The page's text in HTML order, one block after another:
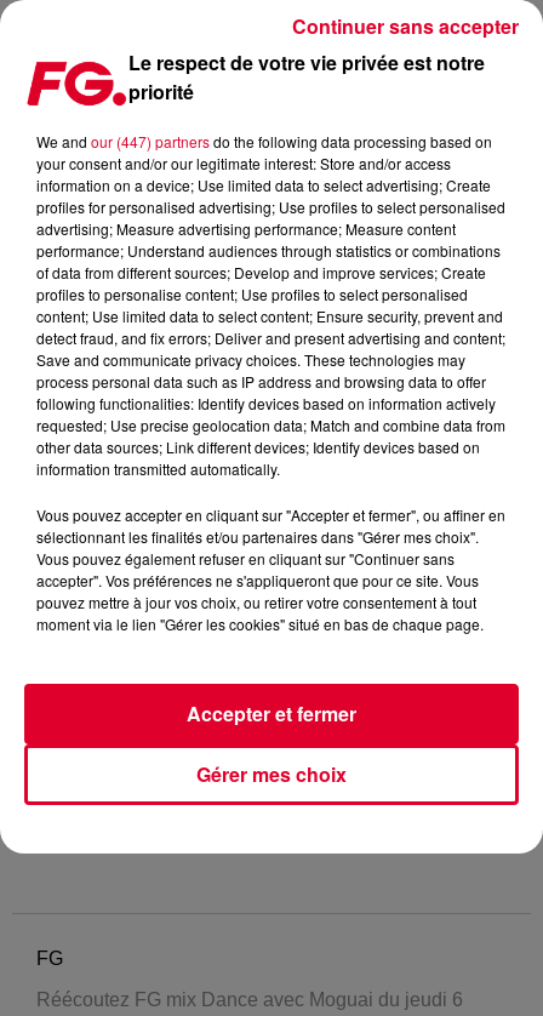
FG MIX DANCE : MOGUAI
FG
Réécoutez FG mix Dance avec Moguai du jeudi 6
Le respect de votre vie privée est notre
priorité
We and our (447) partnersdo the following data processing based on
your consent and/or our legitimate interest: Store and/or access
information on a device; Use limited data to select advertising; Create
profiles for personalised advertising; Use profiles to select personalised
advertising; Measure advertising performance; Measure content
performance; Understand audiences through statistics or combinations
of data from different sources; Develop and improve services; Create
profiles to personalise content; Use profiles to select personalised
content; Use limited data to select content; Ensure security, prevent and
detect fraud, and fix errors; Deliver and present advertising and content;
Save and communicate privacy choices. These technologies may
process personal data such as IP address and browsing data to offer
following functionalities: Identify devices based on information actively
requested; Use precise geolocation data; Match and combine data from
other data sources; Link different devices; Identify devices based on
information transmitted automatically.
Vous pouvez accepter en cliquant sur "Accepter et fermer", ou affiner en
sélectionnant les finalités et/ou partenaires dans "Gérer mes choix".
Vous pouvez également refuser en cliquant sur "Continuer sans
accepter". Vos préférences ne s'appliqueront que pour ce site. Vous
pouvez mettre à jour vos choix, ou retirer votre consentement à tout
moment via le lien "Gérer les cookies" situé en bas de chaque page.
Gérer mes choix
Accepter et fermer
Continuer sans accepter